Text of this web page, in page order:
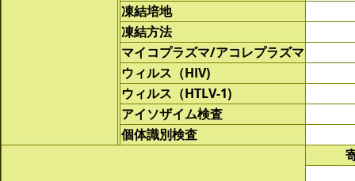
凍結培地
凍結方法
マイコプラズマ/アコレプラズマ
ウィルス（HIV)
ウィルス（HTLV-1)
アイソザイム検査
個体識別検査